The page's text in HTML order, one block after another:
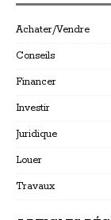
Achater/Vendre
Conseils
Financer
Investir
Juridique
Louer
Travaux